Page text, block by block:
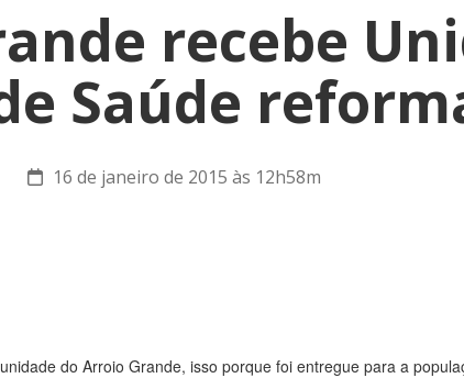
recebe
Saúde
16 de janeiro de 2015 às 12h58m
do Arroio Grande, isso porque foi entregue para a